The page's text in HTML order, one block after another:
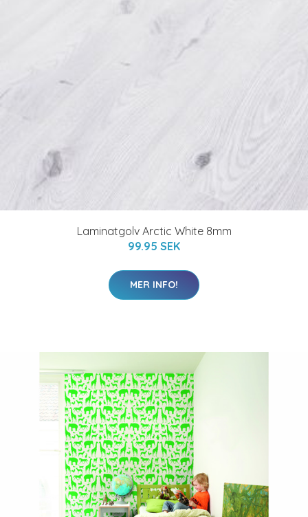
Laminatgolv Arctic White 8mm
99.95 SEK
MER INFO!